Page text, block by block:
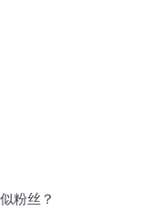
粉丝？